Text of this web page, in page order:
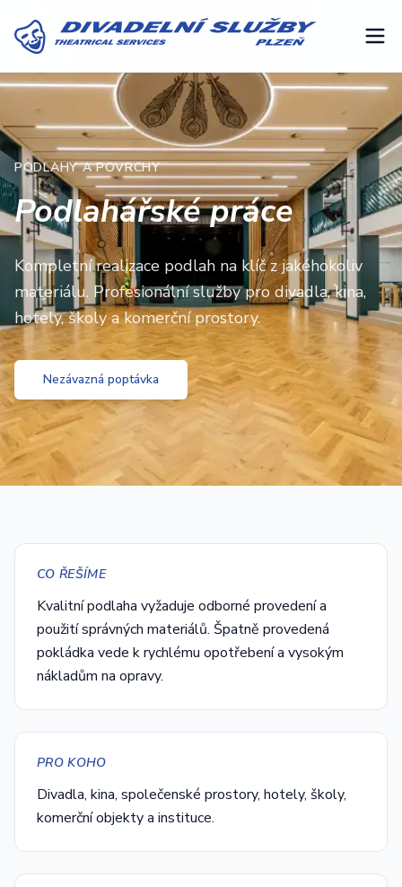
PODLAHY A POVRCHY
Podlahářské práce
Kompletní realizace podlah na klíč z jakéhokoliv
materiálu. Profesionální služby pro divadla, kina,
hotely, školy a komerční prostory.
Nezávazná poptávka
CO ŘEŠÍME
Kvalitní podlaha vyžaduje odborné provedení a
použití správných materiálů. Špatně provedená
pokládka vede k rychlému opotřebení a vysokým
nákladům na opravy.
PRO KOHO
Divadla, kina, společenské prostory, hotely, školy,
komerční objekty a instituce.